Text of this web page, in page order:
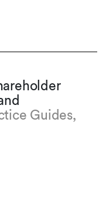
Guides,